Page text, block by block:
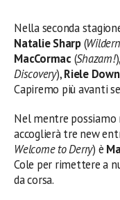
Nella seconda
Natalie Sharp(
MacCormac (Shazam!
Discovery),Riele
Capiremo più avanti
Nel mentre possiamo
accoglierà tre new
Welcome to Derry) è
Cole per rimettere a
da corsa.